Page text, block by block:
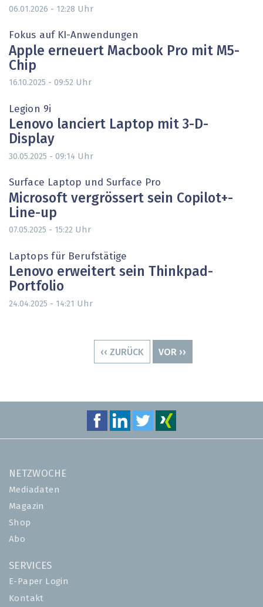
06.01.2026 - 12:28 Uhr
Fokus auf KI-Anwendungen
Apple erneuert Macbook Pro mit M5-
Chip
16.10.2025 - 09:52 Uhr
Legion 9i
Lenovo lanciert Laptop mit 3-D-
Display
30.05.2025 - 09:14 Uhr
Surface Laptop und Surface Pro
Microsoft vergrössert sein Copilot+-
Line-up
07.05.2025 - 15:22 Uhr
Laptops für Berufstätige
Lenovo erweitert sein Thinkpad-
Portfolio
24.04.2025 - 14:21 Uhr
VORHERIGE
‹‹ ZURÜCK
NÄCHSTE
VOR ››
NETZWOCHE
Mediadaten
Magazin
Shop
Abo
SERVICES
E-Paper Login
Kontakt